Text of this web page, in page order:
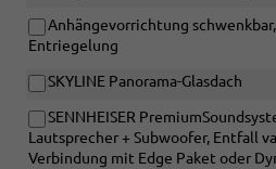
Anhängevorrichtung
Entriegelung
SKYLINE Panorama-Glasdach
SENNHEISER
Lautsprecher + Subwoofer, Entfall
Verbindung mit Edge Paket oder